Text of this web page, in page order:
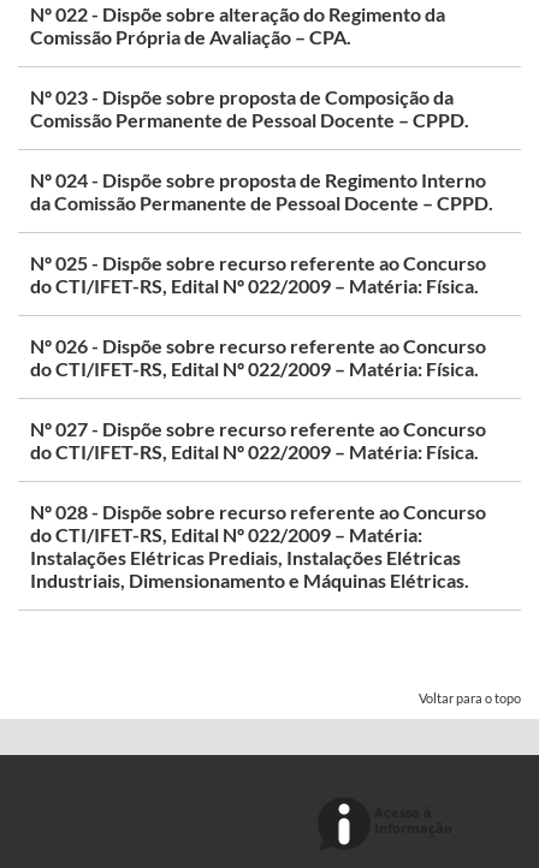
Nº 022 - Dispõe sobre alteração do Regimento da
Comissão Própria de Avaliação – CPA.
Nº 023 - Dispõe sobre proposta de Composição da
Comissão Permanente de Pessoal Docente – CPPD.
Nº 024 - Dispõe sobre proposta de Regimento Interno
da Comissão Permanente de Pessoal Docente – CPPD.
Nº 025 - Dispõe sobre recurso referente ao Concurso
do CTI/IFET-RS, Edital Nº 022/2009 – Matéria: Física.
Nº 026 - Dispõe sobre recurso referente ao Concurso
do CTI/IFET-RS, Edital Nº 022/2009 – Matéria: Física.
Nº 027 - Dispõe sobre recurso referente ao Concurso
do CTI/IFET-RS, Edital Nº 022/2009 – Matéria: Física.
Nº 028 - Dispõe sobre recurso referente ao Concurso
do CTI/IFET-RS, Edital Nº 022/2009 – Matéria:
Instalações Elétricas Prediais, Instalações Elétricas
Industriais, Dimensionamento e Máquinas Elétricas.
Voltar para o topo